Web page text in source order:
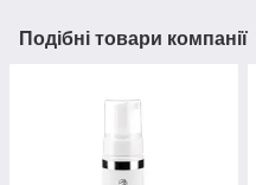
Подібні товари компанії